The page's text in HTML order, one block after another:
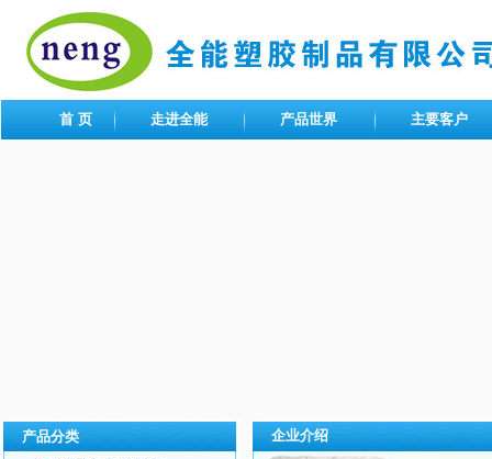
首 页 走进全能 产品世界 主要客户
产品分类
企业介绍